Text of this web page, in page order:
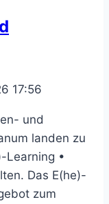
17:56
und
landen zu
Learning •
Das E(he)-
zum